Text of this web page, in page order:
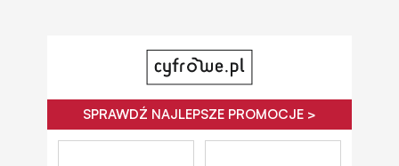
SPRAWDŹ NAJLEPSZE PROMOCJE >